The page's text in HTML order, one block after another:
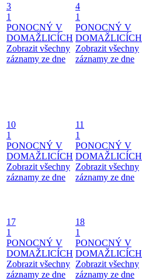
3
1
PONOCNÝ V
DOMAŽLICÍCH
Zobrazit všechny
záznamy ze dne
4
1
PONOCNÝ V
DOMAŽLICÍCH
Zobrazit všechny
záznamy ze dne
10
1
PONOCNÝ V
DOMAŽLICÍCH
Zobrazit všechny
záznamy ze dne
11
1
PONOCNÝ V
DOMAŽLICÍCH
Zobrazit všechny
záznamy ze dne
17
1
PONOCNÝ V
DOMAŽLICÍCH
Zobrazit všechny
záznamy ze dne
18
1
PONOCNÝ V
DOMAŽLICÍCH
Zobrazit všechny
záznamy ze dne